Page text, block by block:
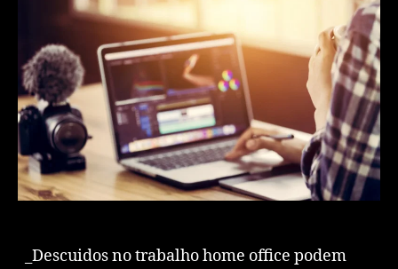
_Descuidos no trabalho home office podem